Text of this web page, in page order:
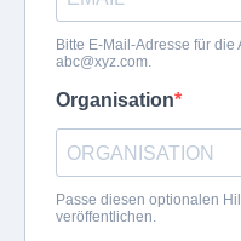
Bitte E-Mail-Adresse für
abc@xyz.com.
Organisation
Passe diesen optionalen
veröffentlichen.